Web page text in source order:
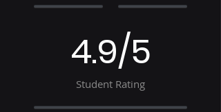
4.9/5
Student Rating